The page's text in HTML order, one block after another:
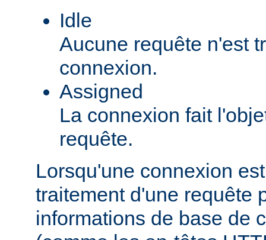
Idle
Aucune requête n'est
connexion.
Assigned
La connexion fait
requête.
Lorsqu'une connexion
traitement d'une requête
informations de base de